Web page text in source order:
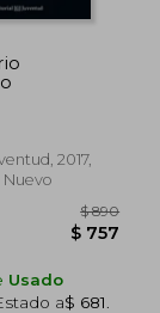
2017,
Nuevo
Usado
a$ 681